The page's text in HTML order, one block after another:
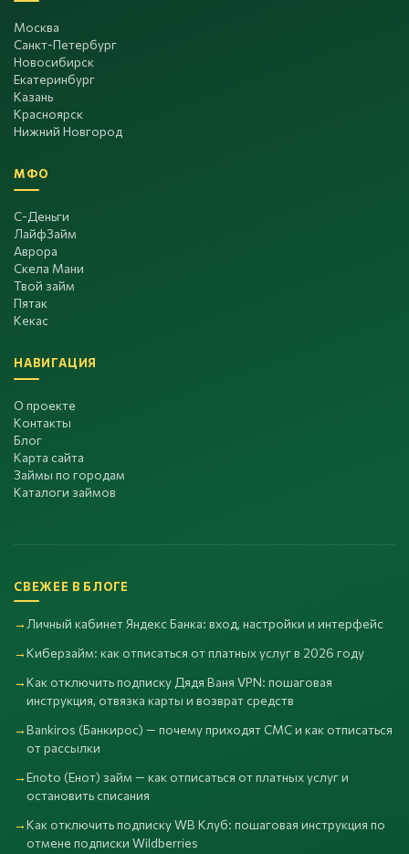
Москва
Санкт-Петербург
Новосибирск
Екатеринбург
Казань
Красноярск
Нижний Новгород
МФО
С-Деньги
ЛайфЗайм
Аврора
Скела Мани
Твой займ
Пятак
Кекас
НАВИГАЦИЯ
О проекте
Контакты
Блог
Карта сайта
Займы по городам
Каталоги займов
СВЕЖЕЕ В БЛОГЕ
Личный кабинет Яндекс Банка: вход, настройки и интерфейс
Киберзайм: как отписаться от платных услуг в 2026 году
Как отключить подписку Дядя Ваня VPN: пошаговая
инструкция, отвязка карты и возврат средств
Bankiros (Банкирос) — почему приходят СМС и как отписаться
от рассылки
Enoto (Енот) займ — как отписаться от платных услуг и
остановить списания
Как отключить подписку WB Клуб: пошаговая инструкция по
отмене подписки Wildberries